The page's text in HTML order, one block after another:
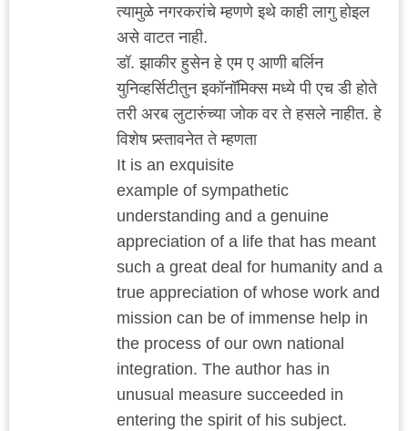
त्यामुळे नगरकरांचे म्हणणे इथे काही लागु होइल
असे वाटत नाही.
डॉ. झाकीर हुसेन हे एम ए आणी बर्लिन
युनिव्हर्सिटीतुन इकॉनॉमिक्स मध्ये पी एच डी होते
तरी अरब लुटारुंच्या जोक वर ते हसले नाहीत. हे
विशेष प्र्स्तावनेत ते म्हणता
It is an exquisite
example of sympathetic
understanding and a genuine
appreciation of a life that has meant
such a great deal for humanity and a
true appreciation of whose work and
mission can be of immense help in
the process of our own national
integration. The author has in
unusual measure succeeded in
entering the spirit of his subject.